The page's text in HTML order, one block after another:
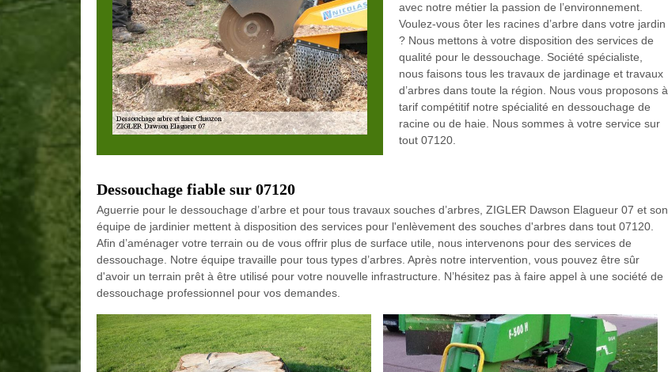
avec notre métier la passion de l’environnement.
Voulez-vous ôter les racines d’arbre dans votre jardin
? Nous mettons à votre disposition des services de
qualité pour le dessouchage. Société spécialiste,
nous faisons tous les travaux de jardinage et travaux
d’arbres dans toute la région. Nous vous proposons à
tarif compétitif notre spécialité en dessouchage de
racine ou de haie. Nous sommes à votre service sur
tout 07120.
Dessouchage fiable sur 07120
Aguerrie pour le dessouchage d’arbre et pour tous travaux souches d’arbres, ZIGLER Dawson Elagueur 07 et son
équipe de jardinier mettent à disposition des services pour l'enlèvement des souches d'arbres dans tout 07120.
Afin d’aménager votre terrain ou de vous offrir plus de surface utile, nous intervenons pour des services de
dessouchage. Notre équipe travaille pour tous types d’arbres. Après notre intervention, vous pouvez être sûr
d'avoir un terrain prêt à être utilisé pour votre nouvelle infrastructure. N’hésitez pas à faire appel à une société de
dessouchage professionnel pour vos demandes.